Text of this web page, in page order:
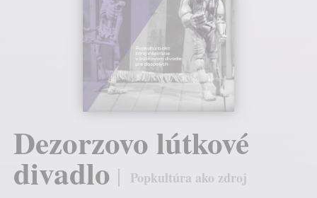
Dezorzovo lútkové
divadlo
Popkultúra ako zdroj